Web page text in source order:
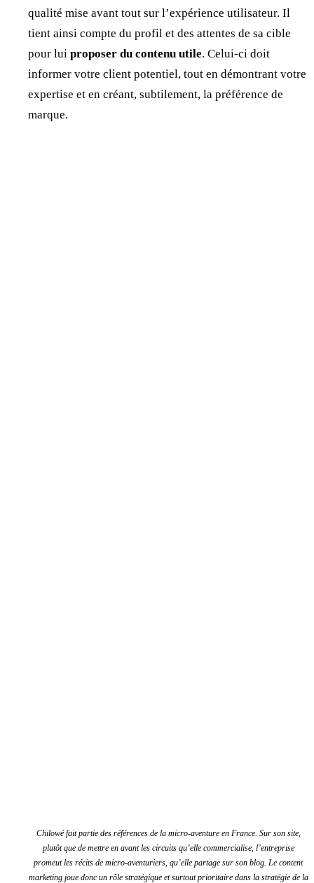
qualité mise avant tout sur l’expérience utilisateur. Il
tient ainsi compte du profil et des attentes de sa cible
pour lui proposer du contenu utile. Celui-ci doit
informer votre client potentiel, tout en démontrant votre
expertise et en créant, subtilement, la préférence de
marque.
Chilowé fait partie des références de la micro-aventure en France. Sur son site,
plutôt que de mettre en avant les circuits qu’elle commercialise, l’entreprise
promeut les récits de micro-aventuriers, qu’elle partage sur son blog. Le content
marketing joue donc un rôle stratégique et surtout prioritaire dans la stratégie de la